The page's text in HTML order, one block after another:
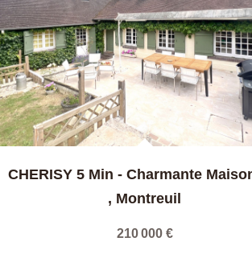
, Montreuil
210 000 €